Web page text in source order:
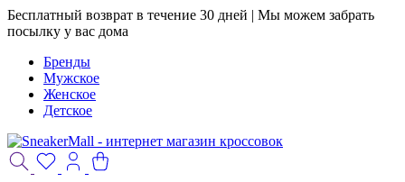
Бесплатный возврат в течение 30 дней | Мы можем забрать
посылку у вас дома
Бренды
Мужское
Женское
Детское